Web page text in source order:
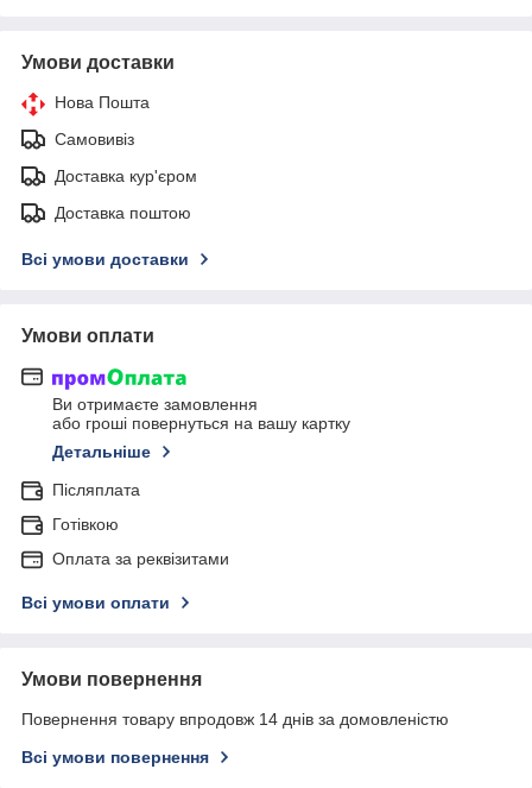
Умови доставки
Нова Пошта
Самовивіз
Доставка кур'єром
Доставка поштою
Всі умови доставки
Умови оплати
Ви отримаєте замовлення
або гроші повернуться на вашу картку
Детальніше
Післяплата
Готівкою
Оплата за реквізитами
Всі умови оплати
Умови повернення
Повернення товару впродовж 14 днів за домовленістю
Всі умови повернення